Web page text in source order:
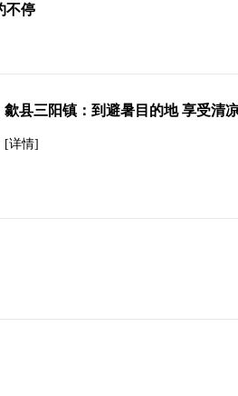
不停
歙县三阳镇：到避暑目的地 享受清
[详情]